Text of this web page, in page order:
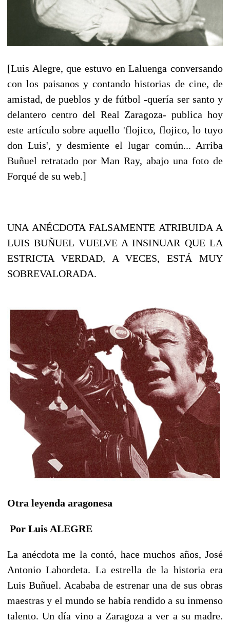
[Luis Alegre, que estuvo en Laluenga conversando
con los paisanos y contando historias de cine, de
amistad, de pueblos y de fútbol -quería ser santo y
delantero centro del Real Zaragoza- publica hoy
este artículo sobre aquello 'flojico, flojico, lo tuyo
don Luis', y desmiente el lugar común... Arriba
Buñuel retratado por Man Ray, abajo una foto de
Forqué de su web.]
UNA ANÉCDOTA FALSAMENTE ATRIBUIDA A
LUIS BUÑUEL VUELVE A INSINUAR QUE LA
ESTRICTA VERDAD, A VECES, ESTÁ MUY
SOBREVALORADA.
Otra leyenda aragonesa
Por Luis ALEGRE
La anécdota me la contó, hace muchos años, José
Antonio Labordeta. La estrella de la historia era
Luis Buñuel. Acababa de estrenar una de sus obras
maestras y el mundo se había rendido a su inmenso
talento. Un día vino a Zaragoza a ver a su madre.